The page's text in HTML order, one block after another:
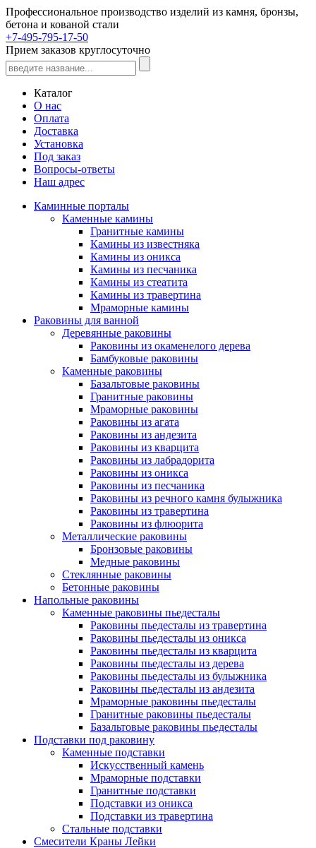
Профессиональное производство изделий из камня, бронзы,
бетона и кованой стали
+7-495-795-17-50
Прием заказов круглосуточно
Каталог
О нас
Оплата
Доставка
Установка
Под заказ
Вопросы-ответы
Наш адрес
Каминные порталы
Каменные камины
Гранитные камины
Камины из известняка
Камины из оникса
Камины из песчаника
Камины из стеатита
Камины из травертина
Мраморные камины
Раковины для ванной
Деревянные раковины
Раковины из окаменелого дерева
Бамбуковые раковины
Каменные раковины
Базальтовые раковины
Гранитные раковины
Мраморные раковины
Раковины из агата
Раковины из андезита
Раковины из кварцита
Раковины из лабрадорита
Раковины из оникса
Раковины из песчаника
Раковины из речного камня булыжника
Раковины из травертина
Раковины из флюорита
Металлические раковины
Бронзовые раковины
Медные раковины
Стеклянные раковины
Бетонные раковины
Напольные раковины
Каменные раковины пьедесталы
Раковины пьедесталы из травертина
Раковины пьедесталы из оникса
Раковины пьедесталы из кварцита
Раковины пьедесталы из дерева
Раковины пьедесталы из булыжника
Раковины пьедесталы из андезита
Мраморные раковины пьедесталы
Гранитные раковины пьедесталы
Базальтовые раковины пьедесталы
Подставки под раковину
Каменные подставки
Искусственный камень
Мраморные подставки
Гранитные подставки
Подставки из оникса
Подставки из травертина
Стальные подставки
Смесители Краны Лейки